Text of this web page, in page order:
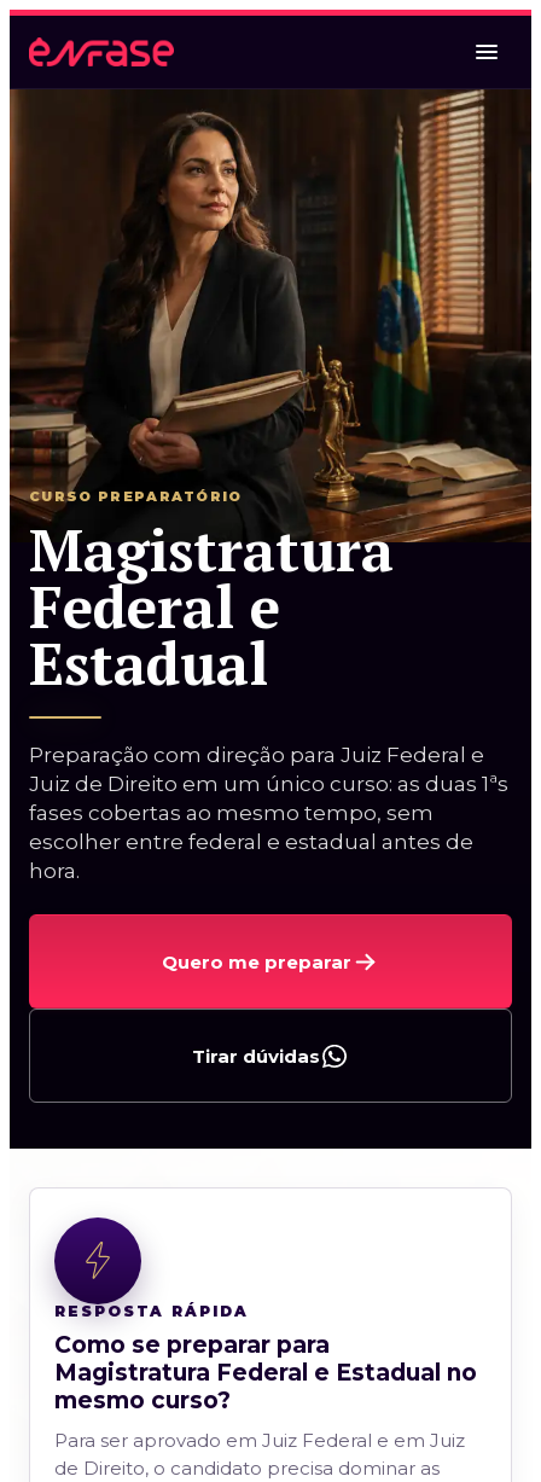
Magistratura Federal
Magistratura Federal e MPF
Magistratura Federal e Estadual
2ª Fase TRF2 (espelho)
Oral TRF6
Magistratura Estadual
Magistratura Estadual e MPE
Magistratura Federal e Estadual
2ª Fase TJBA (espelho)
Oral TJSP
Curso Procuradorias
Carreiras da AGU
2ª Fase PGE/AL
CURSO PREPARATÓRIO
Magistratura
Federal e
Estadual
Preparação com direção para Juiz Federal e
Juiz de Direito em um único curso: as duas 1ªs
fases cobertas ao mesmo tempo, sem
escolher entre federal e estadual antes de
hora.
Quero me preparar
Tirar dúvidas
RESPOSTA RÁPIDA
Como se preparar para
Magistratura Federal e Estadual no
mesmo curso?
Para ser aprovado em Juiz Federal e em Juiz
de Direito, o candidato precisa dominar as